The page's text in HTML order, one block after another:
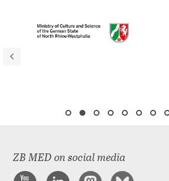
ZB MED on social media